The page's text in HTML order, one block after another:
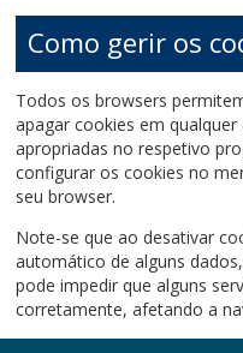
Como gerir os
Todos os browsers
apagar cookies em
apropriadas no respetivo
configurar os cookies no
seu browser.
Note-se que ao desativar
automático de alguns
pode impedir que alguns
corretamente, afetando a